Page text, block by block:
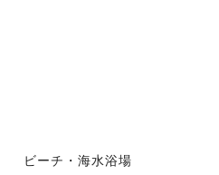
ビーチ・海水浴場